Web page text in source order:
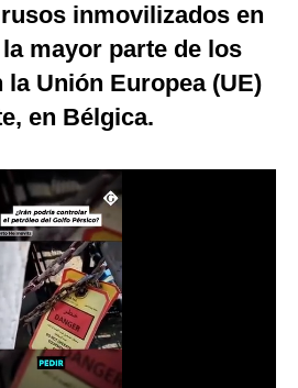
inmovilizados en
mayor parte de los
la Unión Europea (UE)
en Bélgica.